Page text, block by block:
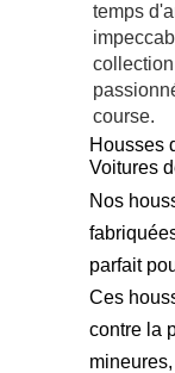
temps
course.
Housses
Voitures
Nos
parfait
Ces
contre la